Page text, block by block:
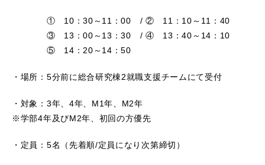
① 10：30～11：00 / ② 11：10～11：40
③ 13：00～13：30 / ④ 13：40～14：10
⑤ 14：20～14：50
・場所：5分前に総合研究棟2就職支援チームにて受付
・対象：3年、4年、M1年、M2年
※学部4年及びM2年、初回の方優先
・定員：5名（先着順/定員になり次第締切）